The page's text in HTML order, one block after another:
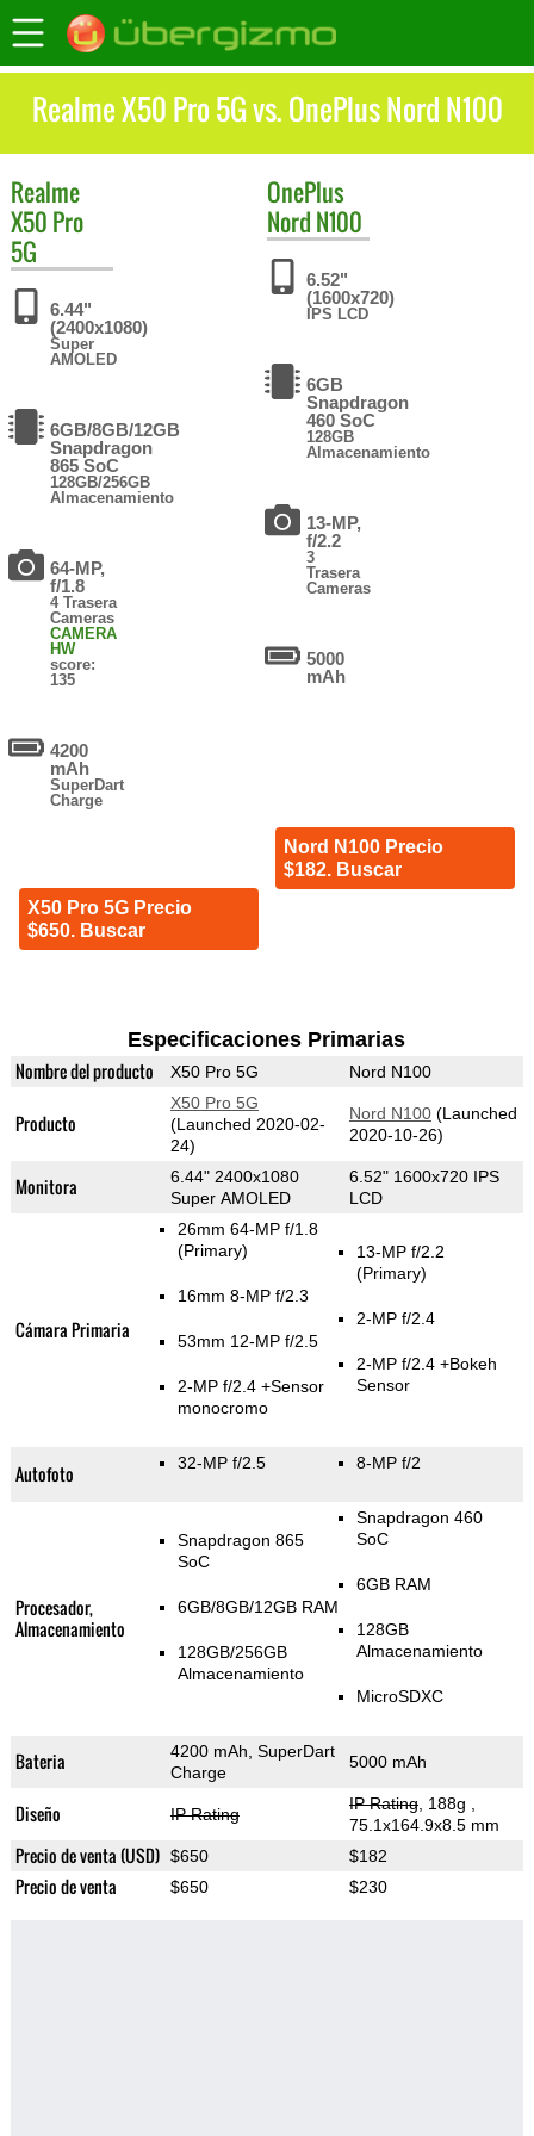
Realme X50 Pro 5G vs. OnePlus Nord N100
Realme
X50 Pro
5G
6.44"
(2400x1080)
Super
AMOLED
6GB/8GB/12GB
Snapdragon
865 SoC
128GB/256GB
Almacenamiento
64-MP,
f/1.8
4 Trasera
Cameras
CAMERA
HW
score:
135
4200
mAh
SuperDart
Charge
X50 Pro 5G Precio
$650. Buscar
OnePlus
Nord N100
6.52"
(1600x720)
IPS LCD
6GB
Snapdragon
460 SoC
128GB
Almacenamiento
13-MP,
f/2.2
3
Trasera
Cameras
5000
mAh
Nord N100 Precio
$182. Buscar
Especificaciones Primarias
Nombre del producto X50 Pro 5G Nord N100
Producto
X50 Pro 5G
(Launched 2020-02-
24)
Nord N100(Launched
2020-10-26)
Monitora
6.44" 2400x1080
Super AMOLED
6.52" 1600x720 IPS
LCD
Cámara Primaria
26mm 64-MP f/1.8
(Primary)
16mm 8-MP f/2.3
53mm 12-MP f/2.5
2-MP f/2.4 +Sensor
monocromo
13-MP f/2.2
(Primary)
2-MP f/2.4
2-MP f/2.4 +Bokeh
Sensor
Autofoto 32-MP f/2.5 8-MP f/2
Procesador,
Almacenamiento
Snapdragon 865
SoC
6GB/8GB/12GB RAM
128GB/256GB
Almacenamiento
Snapdragon 460
SoC
6GB RAM
128GB
Almacenamiento
MicroSDXC
Bateria
4200 mAh, SuperDart
Charge
5000 mAh
Diseño IP Rating
IP Rating, 188g
75.1x164.9x8.5 mm
Precio de venta (USD) $650 $182
Precio de venta $650 $230